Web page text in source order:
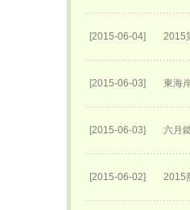
[2015-06-04] 2015
[2015-06-03] 東海
[2015-06-03] 六月
[2015-06-02] 2015